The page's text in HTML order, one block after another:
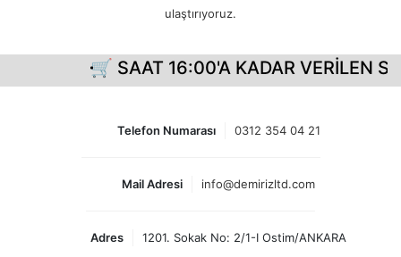
ulaştırıyoruz.
🛒 SAAT 16:00'A KADAR VERİLEN
Telefon Numarası 0312 354 04 21
Mail Adresi info@demirizltd.com
Adres 1201. Sokak No: 2/1-I Ostim/ANKARA